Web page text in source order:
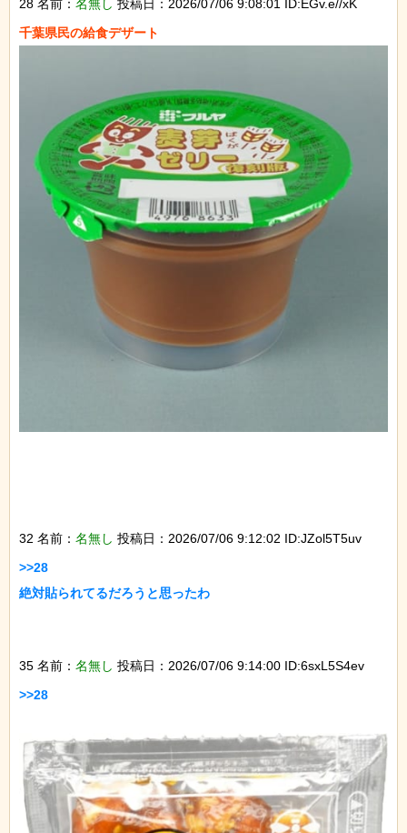
28 名前： 名無し 投稿日：2026/07/06 9:08:01 ID:EGv.e//xK
32 名前： 名無し 投稿日：2026/07/06 9:12:02 ID:JZol5T5uv
>>28
絶対貼られてるだろうと思ったわ
35 名前： 名無し 投稿日：2026/07/06 9:14:00 ID:6sxL5S4ev
>>28